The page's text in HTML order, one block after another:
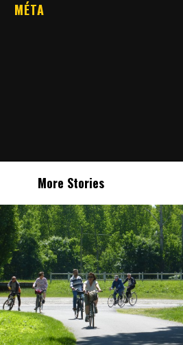
More Stories
MÉTA
WEBMASTER
Toile créative